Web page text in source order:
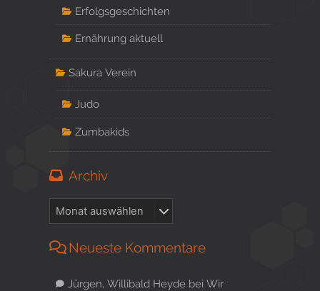
Erfolgsgeschichten
Ernährung aktuell
Sakura Verein
Judo
Zumbakids
Archiv
Neueste Kommentare
Jürgen, Willibald Heydebei Wir